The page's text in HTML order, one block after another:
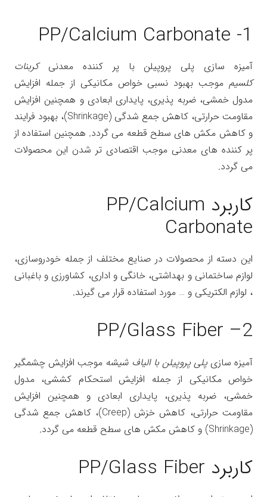
1- PP/Calcium Carbonate
آمیزه سازی پلی پروپیلن با پر کننده معدنیکربنات
کلسیم موجب بهبود نسبی خواص مکانیکی از جمله افزایش
مدول خمشی، ضربه پذیری، پایداری ابعادی و همچنین افزایش
مقاومت حرارتی، کاهش جمع شدگی (Shrinkage)، بهبود فرایند
و کاهش مکش های سطح قطعه می گردد. همچنین استفاده از
پر کننده های معدنی موجب اقتصادی تر شدن این محصولات
می گردد.
کاربرد PP/Calcium
Carbonate
این دسته از محصولات در صنایع مختلف از جمله خودروسازی،
لوازم ساختمانی و بهداشتی، خانگی و اداری، کشاورزی و باغبانی
، لوازم الکتریکی و … مورد استفاده قرار می گیرند.
2– PP/Glass Fiber
آمیزه سازی پلی پروپیلن با الیاف شیشه موجب افزایش چشمگیر
خواص مکانیکی از جمله افزایش استحکام کششی، مدول
خمشی، ضربه پذیری، پایداری ابعادی و همچنین افزایش
مقاومت حرارتی، کاهش خزش (Creep)، کاهش جمع شدگی
(Shrinkage) و کاهش مکش های سطح قطعه می گردد.
کاربرد PP/Glass Fiber